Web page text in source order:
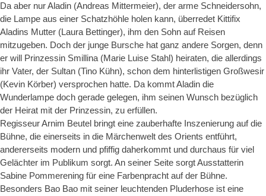
Da aber nur Aladin (Andreas Mittermeier), der arme Schneidersohn,
die Lampe aus einer Schatzhöhle holen kann, überredet Kittifix
Aladins Mutter (Laura Bettinger), ihm den Sohn auf Reisen
mitzugeben. Doch der junge Bursche hat ganz andere Sorgen, denn
er will Prinzessin Smillina (Marie Luise Stahl) heiraten, die allerdings
ihr Vater, der Sultan (Tino Kühn), schon dem hinterlistigen Großwesir
(Kevin Körber) versprochen hatte. Da kommt Aladin die
Wunderlampe doch gerade gelegen, ihm seinen Wunsch bezüglich
der Heirat mit der Prinzessin, zu erfüllen.
Regisseur Arnim Beutel bringt eine zauberhafte Inszenierung auf die
Bühne, die einerseits in die Märchenwelt des Orients entführt,
andererseits modern und pfiffig daherkommt und durchaus für viel
Gelächter im Publikum sorgt. An seiner Seite sorgt Ausstatterin
Sabine Pommerening für eine Farbenpracht auf der Bühne.
Besonders Bao Bao mit seiner leuchtenden Pluderhose ist eine